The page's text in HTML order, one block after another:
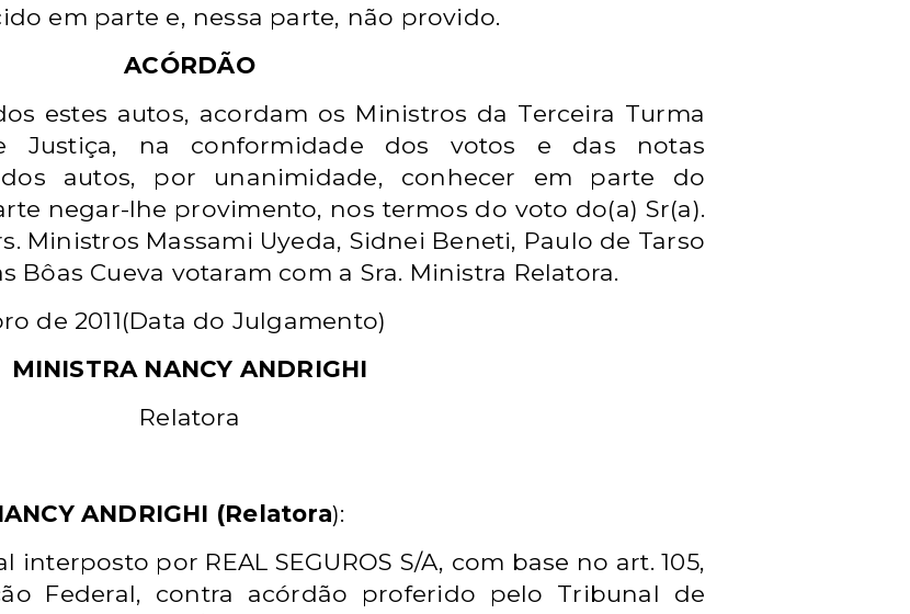
em parte e, nessa parte, não provido.
ACÓRDÃO
estes autos, acordam os Ministros da Terceira Turma
Justiça, na conformidade dos votos e das notas
autos, por unanimidade, conhecer em parte do
negar-lhe provimento, nos termos do voto do(a) Sr(a).
Ministros Massami Uyeda, Sidnei Beneti, Paulo de Tarso
Bôas Cueva votaram com a Sra. Ministra Relatora.
de 2011(Data do Julgamento)
MINISTRA NANCY ANDRIGHI
Relatora
ANDRIGHI (Relatora):
interposto por REAL SEGUROS S/A, com base no art. 105,
Federal, contra acórdão proferido pelo Tribunal de